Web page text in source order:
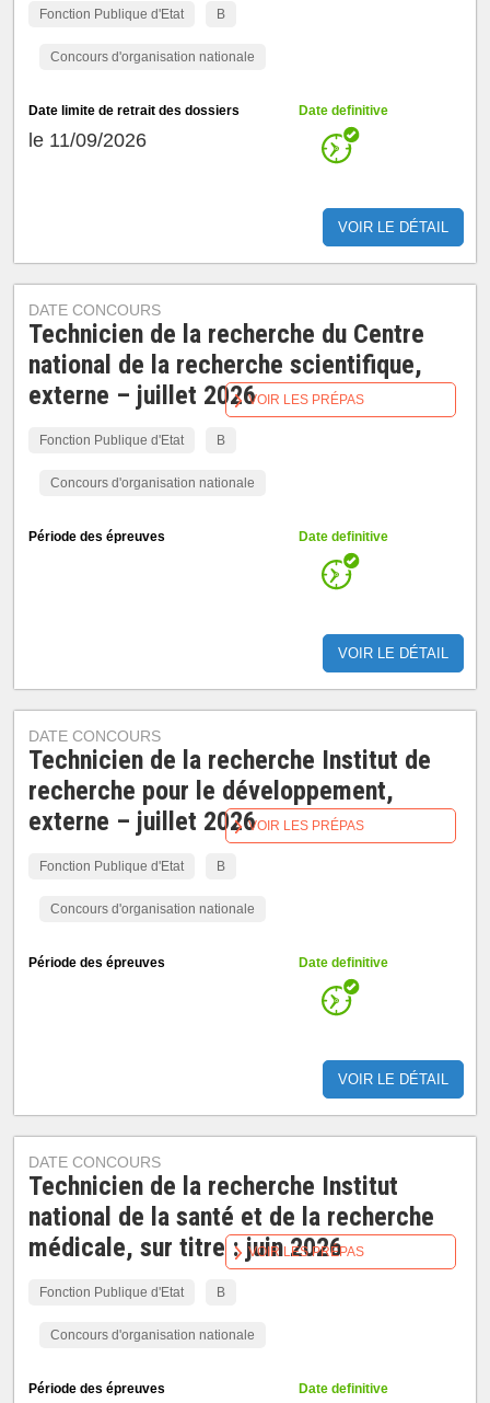
Fonction Publique d'Etat B
Concours d'organisation nationale
Date limite de retrait des dossiers
le 11/09/2026
Date definitive
VOIR LE DÉTAIL
DATE CONCOURS
Technicien de la recherche du Centre
national de la recherche scientifique,
externe – juillet 2026
Fonction Publique d'Etat B
Concours d'organisation nationale
Période des épreuves Date definitive
VOIR LE DÉTAIL
VOIR LES PRÉPAS
DATE CONCOURS
Technicien de la recherche Institut de
recherche pour le développement,
externe – juillet 2026
Fonction Publique d'Etat B
Concours d'organisation nationale
Période des épreuves Date definitive
VOIR LE DÉTAIL
VOIR LES PRÉPAS
DATE CONCOURS
Technicien de la recherche Institut
national de la santé et de la recherche
médicale, sur titre : juin 2026
Fonction Publique d'Etat B
Concours d'organisation nationale
Période des épreuves Date definitive
VOIR LES PRÉPAS